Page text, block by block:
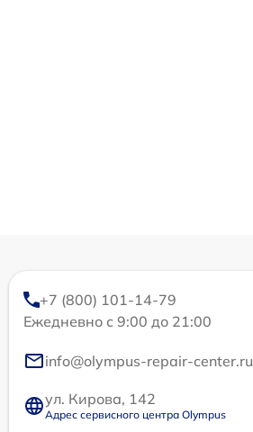
+7 (800) 101-14-79
Ежедневно с 9:00 до 21:00
info@olympus-repair-center.ru
ул. Кирова, 142
Адрес сервисного центра Olympus